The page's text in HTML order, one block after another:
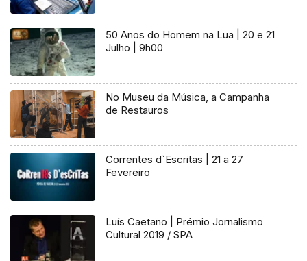
50 Anos do Homem na Lua | 20 e 21
Julho | 9h00
No Museu da Música, a Campanha
de Restauros
Correntes d`Escritas | 21 a 27
Fevereiro
Luís Caetano | Prémio Jornalismo
Cultural 2019 / SPA